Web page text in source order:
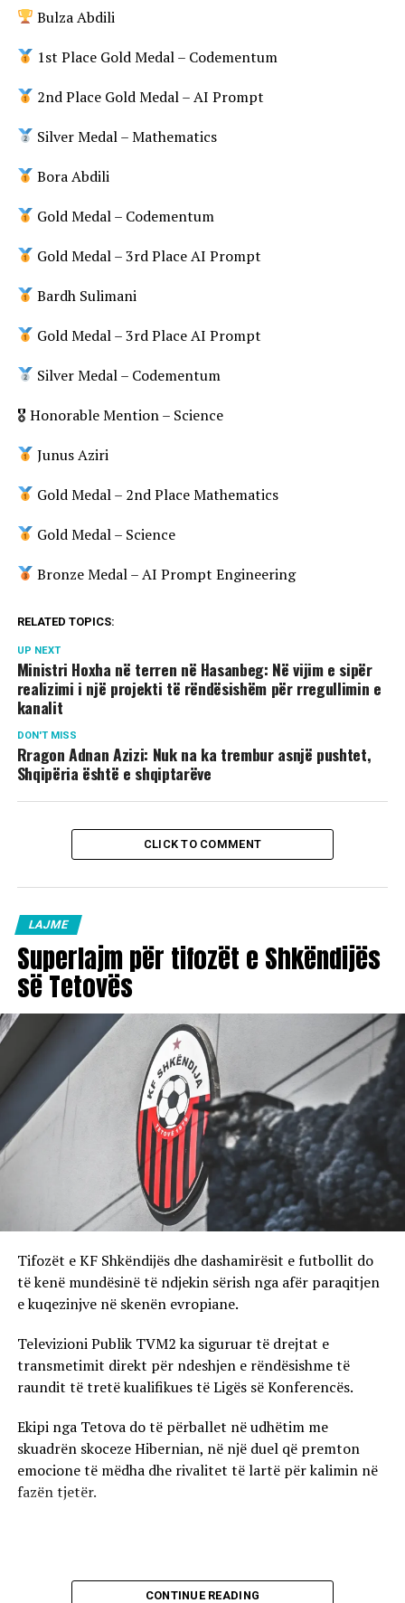
Bulza Abdili
1st Place Gold Medal – Codementum
2nd Place Gold Medal – AI Prompt
Silver Medal – Mathematics
Bora Abdili
Gold Medal – Codementum
Gold Medal – 3rd Place AI Prompt
Bardh Sulimani
Gold Medal – 3rd Place AI Prompt
Silver Medal – Codementum
🎖 Honorable Mention – Science
Junus Aziri
Gold Medal – 2nd Place Mathematics
Gold Medal – Science
Bronze Medal – AI Prompt Engineering
RELATED TOPICS:
UP NEXT
Ministri Hoxha në terren në Hasanbeg: Në vijim e sipër
realizimi i një projekti të rëndësishëm për rregullimin e
kanalit
DON'T MISS
Rragon Adnan Azizi: Nuk na ka trembur asnjë pushtet,
Shqipëria është e shqiptarëve
CLICK TO COMMENT
LAJME
Superlajm për tifozët e Shkëndijës
së Tetovës
Tifozët e KF Shkëndijës dhe dashamirësit e futbollit do
të kenë mundësinë të ndjekin sërish nga afër paraqitjen
e kuqezinjve në skenën evropiane.
Televizioni Publik TVM2 ka siguruar të drejtat e
transmetimit direkt për ndeshjen e rëndësishme të
raundit të tretë kualifikues të Ligës së Konferencës.
Ekipi nga Tetova do të përballet në udhëtim me
skuadrën skoceze Hibernian, në një duel që premton
emocione të mëdha dhe rivalitet të lartë për kalimin në
fazën tjetër.
CONTINUE READING